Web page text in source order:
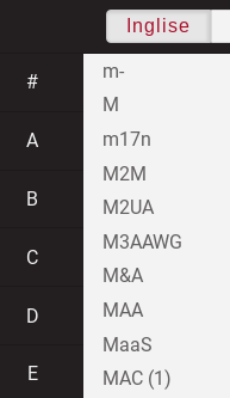
Inglise
#
A
B
C
D
E
m-
M
m17n
M2M
M2UA
M3AAWG
M&A
MAA
MaaS
MAC (1)